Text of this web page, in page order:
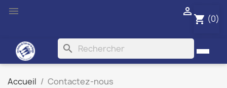

shopping_cart (0)

search
Accueil Contactez-nous